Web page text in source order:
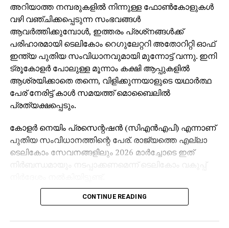
അറിയാത്ത നമ്പരുകളില്‍ നിന്നുള്ള ഫോണ്‍കോളുകള്‍
വഴി വഞ്ചിക്കപ്പെടുന്ന സംഭവങ്ങള്‍
ആവര്‍ത്തിക്കുമ്പോള്‍, ഇത്തരം പ്രശ്‌നങ്ങള്‍ക്ക്
പരിഹാരമായി ടെലികോം റെഗുലേറ്ററി അതോറിറ്റി ഓഫ്
ഇന്ത്യ പുതിയ സംവിധാനവുമായി മുന്നോട്ട് വന്നു. ഇനി
ട്രൂകോളര്‍ പോലുള്ള മൂന്നാം കക്ഷി ആപ്പുകളില്‍
ആശ്രയിക്കാതെ തന്നെ, വിളിക്കുന്നയാളുടെ യഥാര്‍ത്ഥ
പേര് നേരിട്ട് കാള്‍ സമയത്ത് മൊബൈലില്‍
പ്രത്യക്ഷപ്പെടും.
കോളര്‍ നെയിം പ്രസെന്റഷന്‍ (സിഎന്‍എപി) എന്നാണ്
പുതിയ സംവിധാനത്തിന്റെ പേര്. രാജ്യത്തെ എല്ലാ
ടെലികോം സേവനങ്ങളിലും 2026 മാര്‍ച്ചോടെ ഇത്
നിര്‍ബന്ധമായും നടപ്പാക്കണമെന്ന് ടെലികോം വകുപ്പ്
വിശ്വാസ്യത വര്‍ധിപ്പിക്കുകയും തട്ടിപ്പ്, സ്പാം,
ചെയ്യുകയാണ് സംവിധാനത്തിന്റെ ലക്ഷ്യം. 4ജി
CONTINUE READING